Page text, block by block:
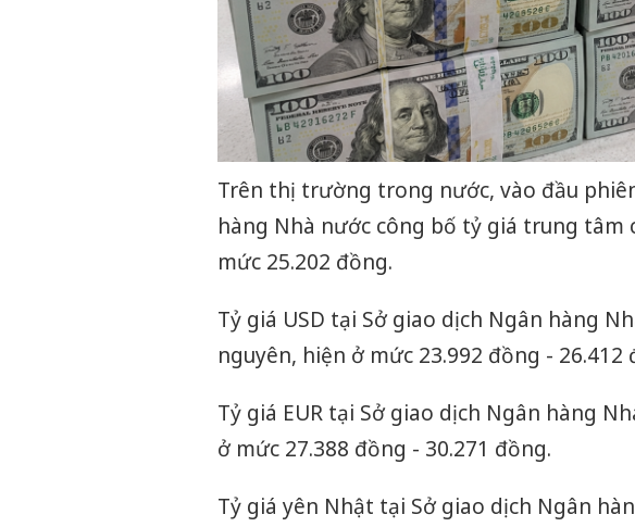
Trên thị trường trong nước, vào đầu
hàng Nhà nước công bố tỷ giá trung tâm
mức 25.202 đồng.
Tỷ giá USD tại Sở giao dịch Ngân hàng
nguyên, hiện ở mức 23.992 đồng - 26.412
Tỷ giá EUR tại Sở giao dịch Ngân hàng
ở mức 27.388 đồng - 30.271 đồng.
Tỷ giá yên Nhật tại Sở giao dịch Ngân